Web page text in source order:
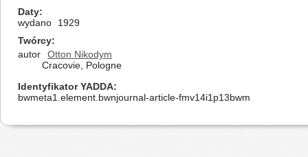
Daty
wydano
1929
Twórcy
autor
Otton Nikodym
Cracovie, Pologne
Identyfikator YADDA
bwmeta1.element.bwnjournal-article-fmv14i1p13bwm